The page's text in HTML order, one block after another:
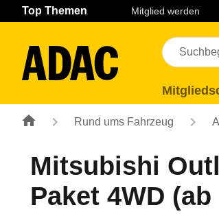
Navigation Seiteninhalt Fußzeile
Top Themen Mitglied werden
Rund ums Fahrzeug
Mitsubishi
Paket 4WD (ab